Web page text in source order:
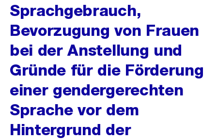
Sprachgebrauch,
Bevorzugung von Frauen
bei der Anstellung und
Gründe für die Förderung
einer gendergerechten
Sprache vor dem
Hintergrund der